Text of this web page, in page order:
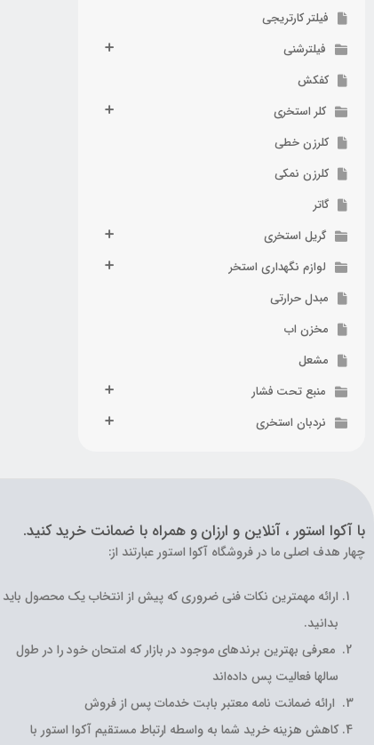
فیلتر کارتریجی
فیلترشنی
کفکش
کلر استخری
کلرزن خطی
کلرزن نمکی
گاتر
گریل استخری
لوازم نگهداری استخر
مبدل حرارتی
مخزن اب
مشعل
منبع تحت فشار
نردبان استخری
با آکوا استور ، آنلاین و ارزان و همراه با ضمانت خرید کنید.
چهار هدف اصلی ما در فروشگاه آکوا استور عبارتند از:
ارائه مهمترین نکات فنی ضروری که پیش از انتخاب یک محصول باید
بدانید.
معرفی بهترین برندهای موجود در بازار که امتحان خود را در طول
سالها فعالیت پس داده‌اند
ارائه ضمانت نامه معتبر بابت خدمات پس از فروش
کاهش هزینه خرید شما به واسطه ارتباط مستقیم آکوا استور با